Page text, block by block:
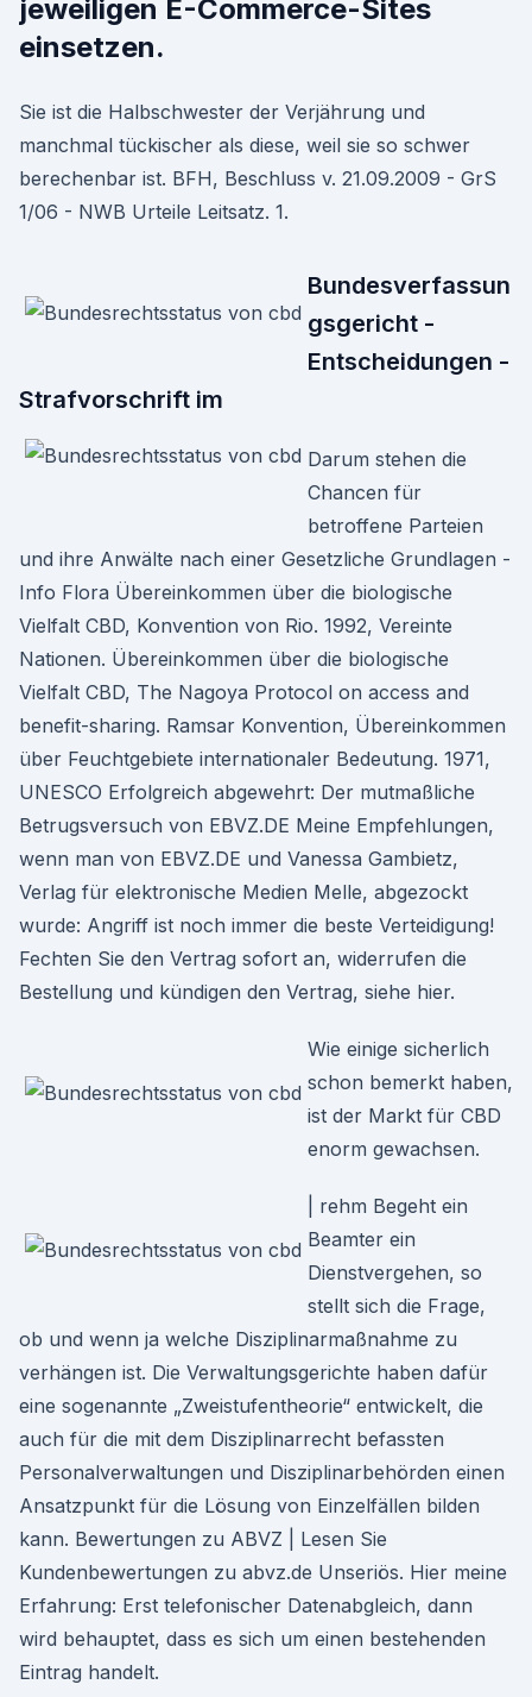
jeweiligen E-Commerce-Sites
einsetzen.
Sie ist die Halbschwester der Verjährung und
manchmal tückischer als diese, weil sie so schwer
berechenbar ist. BFH, Beschluss v. 21.09.2009 - GrS
1/06 - NWB Urteile Leitsatz. 1.
Bundesverfassun
gsgericht -
Entscheidungen -
Strafvorschrift im
Darum stehen die
Chancen für
betroffene Parteien
und ihre Anwälte nach einer Gesetzliche Grundlagen -
Info Flora Übereinkommen über die biologische
Vielfalt CBD, Konvention von Rio. 1992, Vereinte
Nationen. Übereinkommen über die biologische
Vielfalt CBD, The Nagoya Protocol on access and
benefit-sharing. Ramsar Konvention, Übereinkommen
über Feuchtgebiete internationaler Bedeutung. 1971,
UNESCO Erfolgreich abgewehrt: Der mutmaßliche
Betrugsversuch von EBVZ.DE Meine Empfehlungen,
wenn man von EBVZ.DE und Vanessa Gambietz,
Verlag für elektronische Medien Melle, abgezockt
wurde: Angriff ist noch immer die beste Verteidigung!
Fechten Sie den Vertrag sofort an, widerrufen die
Bestellung und kündigen den Vertrag, siehe hier.
Wie einige sicherlich
schon bemerkt haben,
ist der Markt für CBD
enorm gewachsen.
| rehm Begeht ein
Beamter ein
Dienstvergehen, so
stellt sich die Frage,
ob und wenn ja welche Disziplinarmaßnahme zu
verhängen ist. Die Verwaltungsgerichte haben dafür
eine sogenannte „Zweistufentheorie“ entwickelt, die
auch für die mit dem Disziplinarrecht befassten
Personalverwaltungen und Disziplinarbehörden einen
Ansatzpunkt für die Lösung von Einzelfällen bilden
kann. Bewertungen zu ABVZ | Lesen Sie
Kundenbewertungen zu abvz.de Unseriös. Hier meine
Erfahrung: Erst telefonischer Datenabgleich, dann
wird behauptet, dass es sich um einen bestehenden
Eintrag handelt.